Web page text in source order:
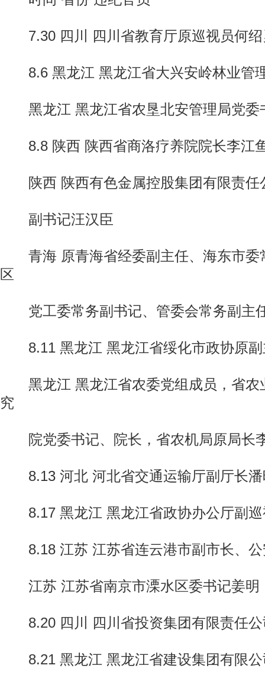
7.30 四川 四川省教育厅原巡视员何绍
8.6 黑龙江 黑龙江省大兴安岭林业管
黑龙江 黑龙江省农垦北安管理局党委
8.8 陕西 陕西省商洛疗养院院长李江
陕西 陕西有色金属控股集团有限责任
副书记汪汉臣
青海 原青海省经委副主任、海东市委
区
党工委常务副书记、管委会常务副主
8.11 黑龙江 黑龙江省绥化市政协原副
黑龙江 黑龙江省农委党组成员，省农
究
院党委书记、院长，省农机局原局长
8.13 河北 河北省交通运输厅副厅长潘
8.17 黑龙江 黑龙江省政协办公厅副巡
8.18 江苏 江苏省连云港市副市长、公
江苏 江苏省南京市溧水区委书记姜明
8.20 四川 四川省投资集团有限责任公
8.21 黑龙江 黑龙江省建设集团有限公